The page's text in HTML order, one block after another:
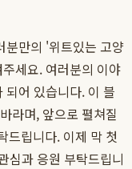
분만의 '위트있는 고양
세요. 여러분의 이야
되어 있습니다. 이 블
라며, 앞으로 펼쳐질
드립니다. 이제 막 첫
심과 응원 부탁드립니